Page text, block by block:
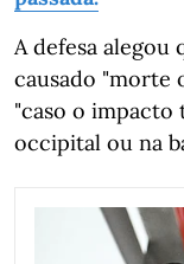
A defesa alegou
causado "morte
"caso o impacto
occipital ou na